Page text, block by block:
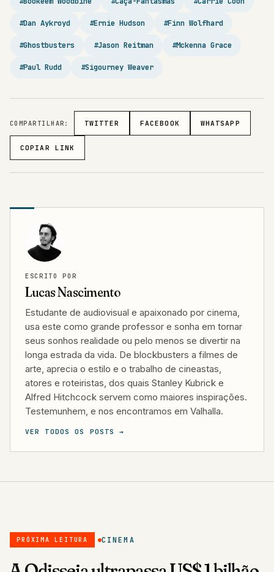
#Dan Aykroyd #Ernie Hudson #Finn Wolfhard
#Ghostbusters #Jason Reitman #Mckenna Grace
#Paul Rudd #Sigourney Weaver
COMPARTILHAR: TWITTER FACEBOOK WHATSAPP
COPIAR LINK
ESCRITO POR
Lucas Nascimento
Estudante de audiovisual e apaixonado por cinema,
usa este como grande professor e sonha em tornar
seus sonhos realidade ou pelo menos se divertir na
longa estrada da vida. De blockbusters a filmes de
arte, aprecia o estilo e o trabalho de cineastas,
atores e roteiristas, dos quais Stanley Kubrick e
Alfred Hitchcock servem como maiores inspirações.
Testemunhem, e nos encontramos em Valhalla.
VER TODOS OS POSTS →
PRÓXIMA LEITURA CINEMA